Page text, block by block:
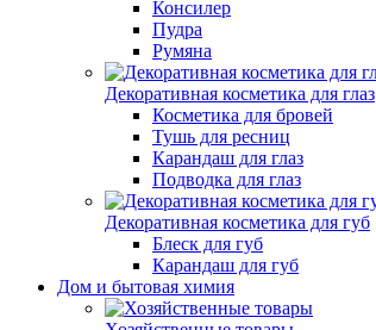
Консилер
Пудра
Румяна
Декоративная косметика для глаз
Косметика для бровей
Тушь для ресниц
Карандаш для глаз
Подводка для глаз
Декоративная косметика для губ
Блеск для губ
Карандаш для губ
Дом и бытовая химия